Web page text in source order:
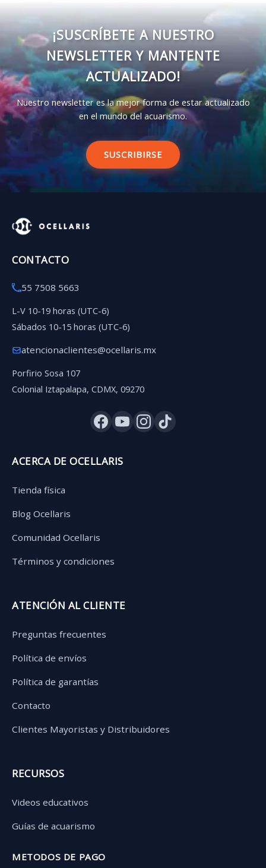
¡SUSCRÍBETE A NUESTRO
NEWSLETTER Y MANTENTE
ACTUALIZADO!
Nuestro newsletter es la mejor forma de estar actualizado
en el mundo del acuarismo.
SUSCRIBIRSE
CONTACTO
55 7508 5663
L-V 10-19 horas (UTC-6)
Sábados 10-15 horas (UTC-6)
atencionaclientes@ocellaris.mx
Porfirio Sosa 107
Colonial Iztapalapa, CDMX, 09270
ACERCA DE OCELLARIS
Tienda física
Blog Ocellaris
Comunidad Ocellaris
Términos y condiciones
ATENCIÓN AL CLIENTE
Preguntas frecuentes
Política de envíos
Política de garantías
Contacto
Clientes Mayoristas y Distribuidores
RECURSOS
Videos educativos
Guías de acuarismo
METODOS DE PAGO